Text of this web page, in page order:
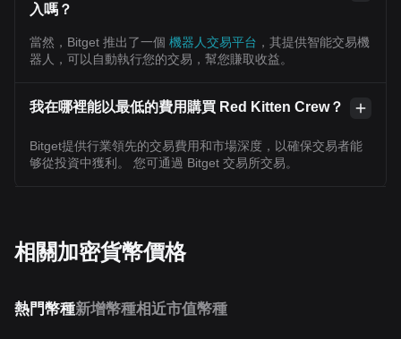
入嗎？
當然，Bitget 推出了一個 機器人交易平台 ，其提供智能交易機
器人，可以自動執行您的交易，幫您賺取收益。
我在哪裡能以最低的費用購買 Red Kitten Crew？
Bitget提供行業領先的交易費用和市場深度，以確保交易者能
够從投資中獲利。 您可通過 Bitget 交易所交易。
相關加密貨幣價格
熱門幣種新增幣種相近市值幣種